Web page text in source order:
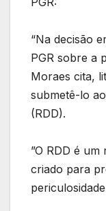
“Na decisão
PGR sobre a
Moraes cita,
submetê-lo
(RDD).
”O RDD é
criado para